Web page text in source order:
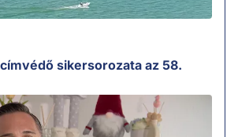
sikersorozata az 58.